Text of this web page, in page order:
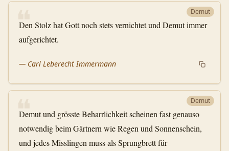
Demut
❝
Den Stolz hat Gott noch stets vernichtet und Demut immer
aufgerichtet.
— Carl Leberecht Immermann
Demut
❝
Demut und grösste Beharrlichkeit scheinen fast genauso
notwendig beim Gärtnern wie Regen und Sonnenschein,
und jedes Misslingen muss als Sprungbrett für